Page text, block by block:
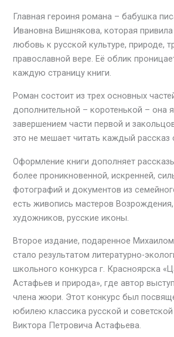
Главная героиня романа – бабушка
Ивановна Вишнякова, которая
любовь к русской культуре, природе,
православной вере. Её облик
каждую страницу книги.
Роман состоит из трех основных
дополнительной – коротенькой – она
завершением части первой и
это не мешает читать каждый рассказ
Оформление книги дополняет
более проникновенной, искренней,
фотографий и документов из
есть живопись мастеров
художников, русские иконы.
Второе издание, подаренное
стало результатом литературно-
школьного конкурса г. Красноярска
Астафьев и природа», где автор
члена жюри. Этот конкурс был
юбилею классика русской и советской
Виктора Петровича Астафьева.